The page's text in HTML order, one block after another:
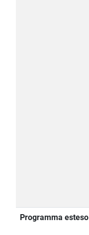
Programma esteso